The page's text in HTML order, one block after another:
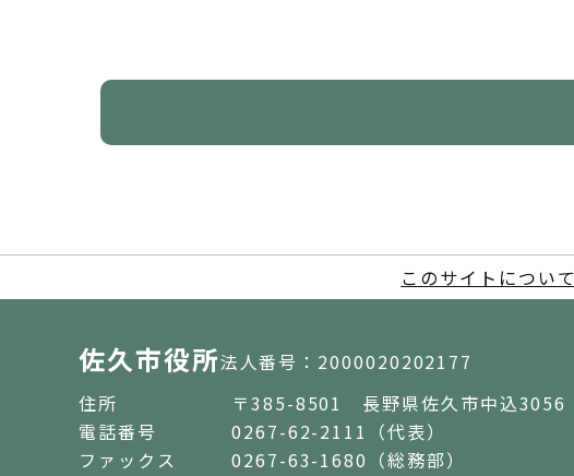
このサイトについて
佐久市役所法人番号：2000020202177
住所
〒385-8501 長野県佐久市中込3056
電話番号
0267-62-2111（代表）
ファックス
0267-63-1680（総務部）